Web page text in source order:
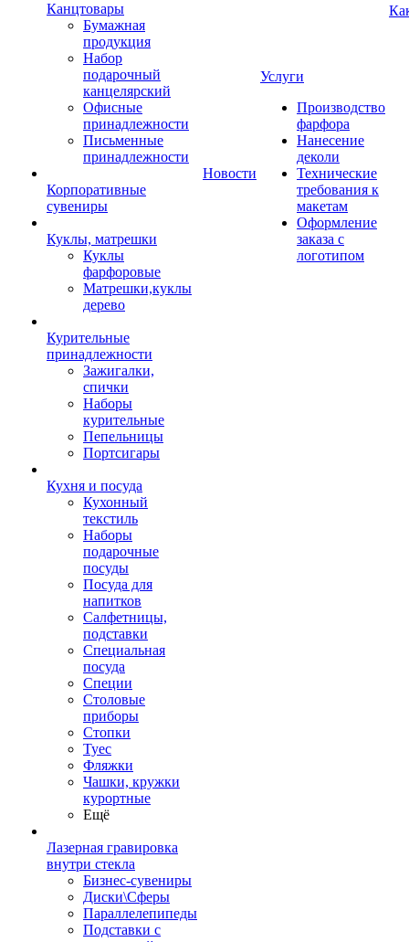
Канцтовары
Бумажная
продукция
Набор
подарочный
канцелярский
Офисные
принадлежности
Письменные
принадлежности
Корпоративные
сувениры
Куклы, матрешки
Куклы
фарфоровые
Матрешки,куклы
дерево
Курительные
принадлежности
Зажигалки,
спички
Наборы
курительные
Пепельницы
Портсигары
Кухня и посуда
Кухонный
текстиль
Наборы
подарочные
посуды
Посуда для
напитков
Салфетницы,
подставки
Специальная
посуда
Специи
Столовые
приборы
Стопки
Туес
Фляжки
Чашки, кружки
курортные
Ещё
Лазерная гравировка
внутри стекла
Бизнес-сувениры
Диски\Сферы
Параллелепипеды
Подставки с
Новости
Услуги
Производство
фарфора
Нанесение
деколи
Технические
требования к
макетам
Оформление
заказа с
логотипом